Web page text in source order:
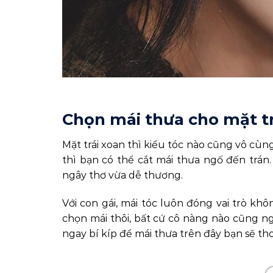
Chọn mái thưa cho mặt
Mặt trái xoan thì kiểu tóc nào cũng vô
thì bạn có thể cắt mái thưa ngố đến
ngây thơ vừa dễ thương.
Với con gái, mái tóc luôn đóng vai trò
chọn mái thôi, bất cứ cô nàng nào cũng
ngay bí kíp để mái thưa trên đây bạn sẽ